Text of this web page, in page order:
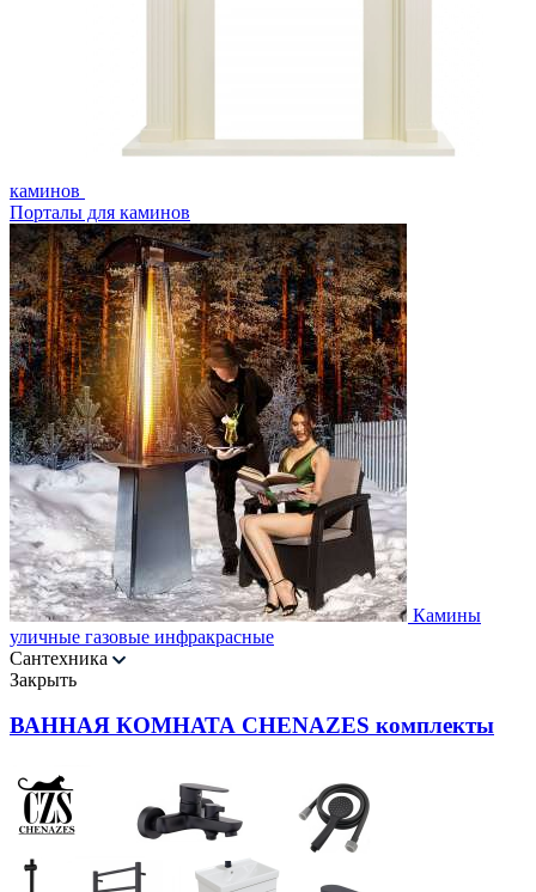
каминов
Порталы для каминов
Камины
уличные газовые инфракрасные
Сантехника
Закрыть
ВАННАЯ КОМНАТА CHENAZES комплекты